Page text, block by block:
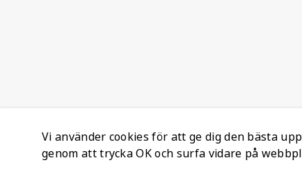
Vi använder cookies för att ge dig den bästa
genom att trycka OK och surfa vidare på